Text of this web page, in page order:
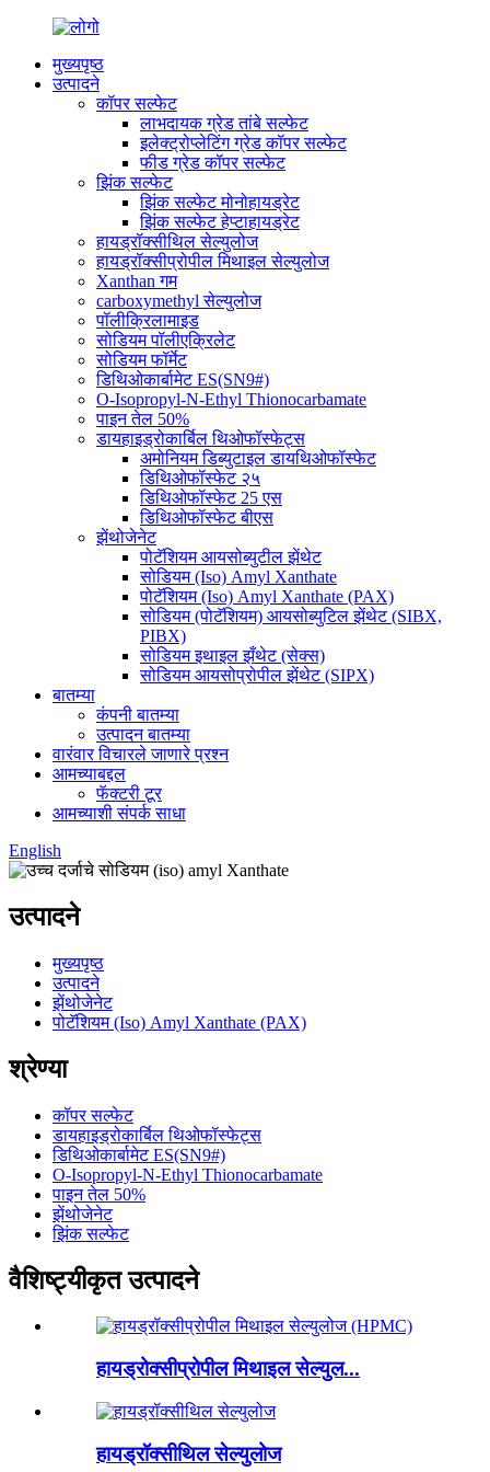
मुख्यपृष्ठ
उत्पादने
कॉपर सल्फेट
लाभदायक ग्रेड तांबे सल्फेट
इलेक्ट्रोप्लेटिंग ग्रेड कॉपर सल्फेट
फीड ग्रेड कॉपर सल्फेट
झिंक सल्फेट
झिंक सल्फेट मोनोहायड्रेट
झिंक सल्फेट हेप्टाहायड्रेट
हायड्रॉक्सीथिल सेल्युलोज
हायड्रॉक्सीप्रोपील मिथाइल सेल्युलोज
Xanthan गम
carboxymethyl सेल्युलोज
पॉलीक्रिलामाइड
सोडियम पॉलीएक्रिलेट
सोडियम फॉर्मेट
डिथिओकार्बामेट ES(SN9#)
O-Isopropyl-N-Ethyl Thionocarbamate
पाइन तेल 50%
डायहाइड्रोकार्बिल थिओफॉस्फेट्स
अमोनियम डिब्युटाइल डायथिओफॉस्फेट
डिथिओफॉस्फेट २५
डिथिओफॉस्फेट 25 एस
डिथिओफॉस्फेट बीएस
झेंथोजेनेट
पोटॅशियम आयसोब्युटील झेंथेट
सोडियम (Iso) Amyl Xanthate
पोटॅशियम (Iso) Amyl Xanthate (PAX)
सोडियम (पोटॅशियम) आयसोब्युटिल झेंथेट (SIBX,
PIBX)
सोडियम इथाइल झँथेट (सेक्स)
सोडियम आयसोप्रोपील झेंथेट (SIPX)
बातम्या
कंपनी बातम्या
उत्पादन बातम्या
वारंवार विचारले जाणारे प्रश्न
आमच्याबद्दल
फॅक्टरी टूर
आमच्याशी संपर्क साधा
English
उत्पादने
मुख्यपृष्ठ
उत्पादने
झेंथोजेनेट
पोटॅशियम (Iso) Amyl Xanthate (PAX)
श्रेण्या
कॉपर सल्फेट
डायहाइड्रोकार्बिल थिओफॉस्फेट्स
डिथिओकार्बामेट ES(SN9#)
O-Isopropyl-N-Ethyl Thionocarbamate
पाइन तेल 50%
झेंथोजेनेट
झिंक सल्फेट
वैशिष्ट्यीकृत उत्पादने
हायड्रोक्सीप्रोपील मिथाइल सेल्युल...
हायड्रॉक्सीथिल सेल्युलोज